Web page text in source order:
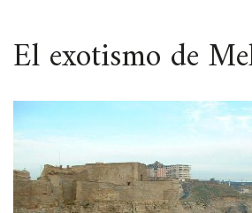
El exotismo de